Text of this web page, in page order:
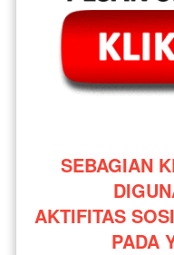
SEBAGIAN
AKTIFITAS
PADA